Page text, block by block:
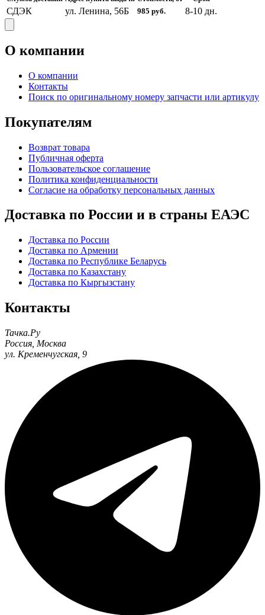
СДЭК ул. Ленина, 56Б 985 руб. 8-10 дн.
О компании
О компании
Контакты
Поиск по оригинальному номеру запчасти или артикулу
Покупателям
Возврат товара
Публичная оферта
Пользовательское соглашение
Политика конфиденциальности
Согласие на обработку персональных данных
Доставка по России и в страны ЕАЭС
Доставка по России
Доставка по Армении
Доставка по Республике Беларусь
Доставка по Казахстану
Доставка по Кыргызстану
Контакты
Тачка.Ру
Россия Москва
ул. Кременчугская, 9